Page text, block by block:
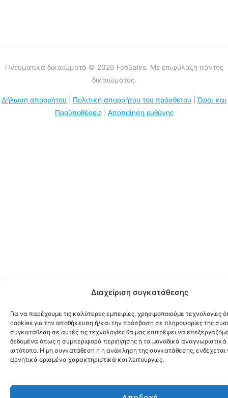
Διαχείριση συγκατάθεσης
Για να παρέχουμε τις καλύτερες εμπειρίες, χρησιμοποιούμε τεχνολογίες
cookies για την αποθήκευση ή/και την πρόσβαση σε πληροφορίες της
συγκατάθεση σε αυτές τις τεχνολογίες θα μας επιτρέψει να
δεδομένα όπως η συμπεριφορά περιήγησης ή τα μοναδικά
ιστότοπο. Η μη συγκατάθεση ή η ανάκληση της συγκατάθεσης, ενδέχεται
αρνητικά ορισμένα χαρακτηριστικά και λειτουργίες.
Πνευματικά δικαιώματα © 2026 FooSales. Με επιφύλαξη παντός
δικαιώματος.
Δήλωση απορρήτου Πολιτική απορρήτου του πρόσθετου
Όροι και
Προϋποθέσεις| Αποποίηση ευθύνης